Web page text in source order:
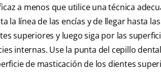
a menos que utilice una técnica
la línea de las encías y de llegar hasta
superiores y luego siga por las
internas. Use la punta del cepillo
de masticación de los dientes